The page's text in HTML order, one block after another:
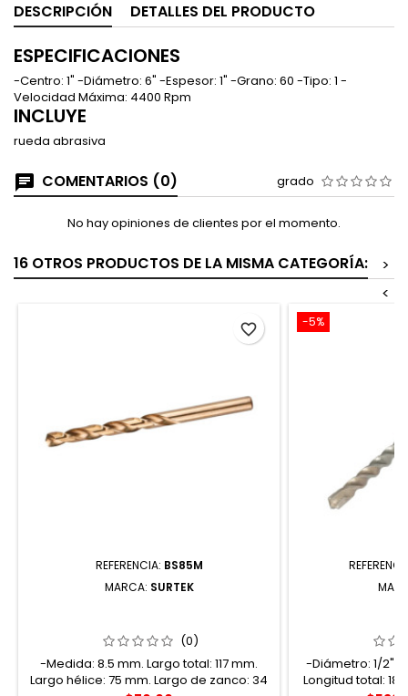
DESCRIPCIÓN DETALLES DEL PRODUCTO
ESPECIFICACIONES
-Centro: 1" -Diámetro: 6" -Espesor: 1" -Grano: 60 -Tipo: 1 -
Velocidad Máxima: 4400 Rpm
INCLUYE
rueda abrasiva
COMENTARIOS (0) grado
No hay opiniones de clientes por el momento.
16 OTROS PRODUCTOS DE LA MISMA CATEGORÍA:
>
<
REFERENCIA: BS85M
MARCA: SURTEK
DE 8.5 MM ZANCO RECTO SURTEK
(0)
-Medida: 8.5 mm. Largo total: 117 mm.
Largo hélice: 75 mm. Largo de zanco: 34
favorite_border -5%
PREMIUM
-Diámetro: 1/2".
Longitud total: